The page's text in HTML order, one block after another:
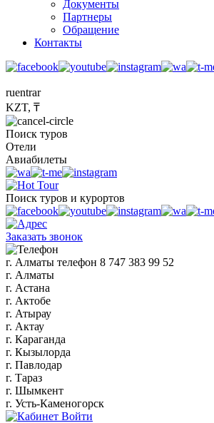
Документы
Партнеры
Обращение
Контакты
ruentrar
KZT, ₸
Поиск туров
Отели
Авиабилеты
Поиск туров и курортов
Заказать звонок
г. Алматы телефон 8 747 383 99 52
г. Алматы
г. Астана
г. Актобе
г. Атырау
г. Актау
г. Караганда
г. Кызылорда
г. Павлодар
г. Тараз
г. Шымкент
г. Усть-Каменогорск
Войти